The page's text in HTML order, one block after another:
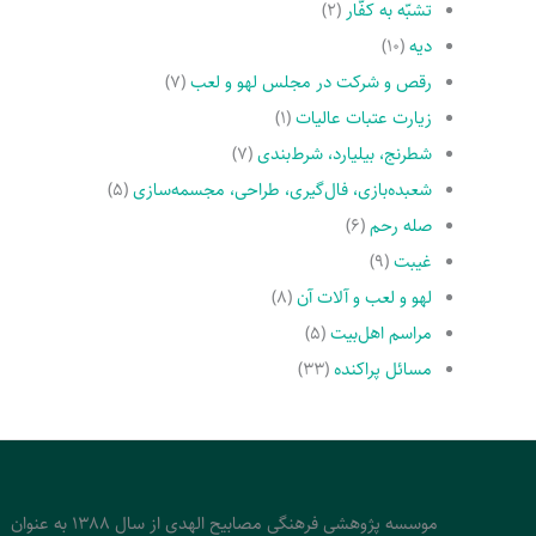
تشبّه به کفّار (۲)
دیه(۱۰)
رقص و شرکت در مجلس لهو و لعب(۷)
زیارت عتبات عالیات(۱)
شطرنج، بیلیارد، شرط‌بندی(۷)
شعبده‌بازی، فال‌گیری، طراحی، مجسمه‌سازی(۵)
صله رحم(۶)
غیبت(۹)
لهو و لعب و آلات آن(۸)
مراسم اهل‌بیت(۵)
مسائل پراکنده(۳۳)
موسسه پژوهشی فرهنگی مصابیح الهدی از سال 1388 به عنوان